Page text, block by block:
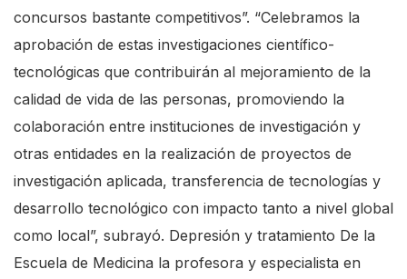
concursos bastante competitivos”. “Celebramos la
aprobación de estas investigaciones científico-
tecnológicas que contribuirán al mejoramiento de la
calidad de vida de las personas, promoviendo la
colaboración entre instituciones de investigación y
otras entidades en la realización de proyectos de
investigación aplicada, transferencia de tecnologías y
desarrollo tecnológico con impacto tanto a nivel global
como local”, subrayó. Depresión y tratamiento De la
Escuela de Medicina la profesora y especialista en